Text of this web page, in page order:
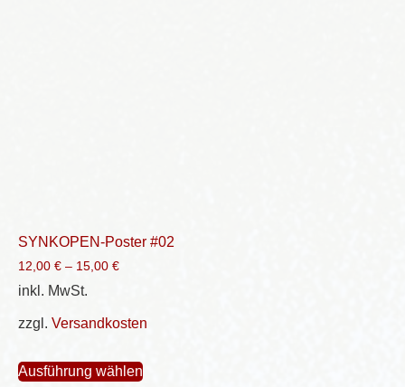
SYNKOPEN-Poster #02
12,00 € – 15,00 €
inkl. MwSt.
zzgl. Versandkosten
Ausführung wählenProdukt